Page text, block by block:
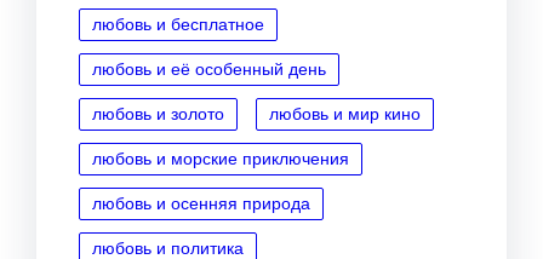
любовь и бесплатное
любовь и её особенный день
любовь и золото любовь и мир кино
любовь и морские приключения
любовь и осенняя природа
любовь и политика